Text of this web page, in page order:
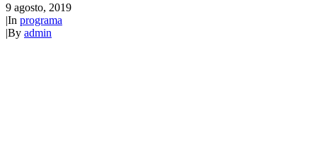
9 agosto, 2019
|In programa
|By admin